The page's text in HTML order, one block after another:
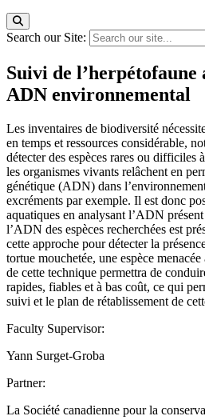
Search our Site:
Suivi de
ADN environnemental
Les inventaires de biodiversité
en temps et ressources considérable,
détecter des espèces rares ou difficiles
les organismes vivants relâchent en
génétique (ADN) dans
excréments par exemple. Il est donc
aquatiques en analysant l’ADN
l’ADN des espèces recherchées est
cette approche pour détecter la
tortue mouchetée, une espèce
de cette technique permettra de
rapides, fiables et à bas coût, ce qui
suivi et le plan de rétablissement de
Faculty Supervisor:
Yann Surget-Groba
Partner:
La Société canadienne pour la